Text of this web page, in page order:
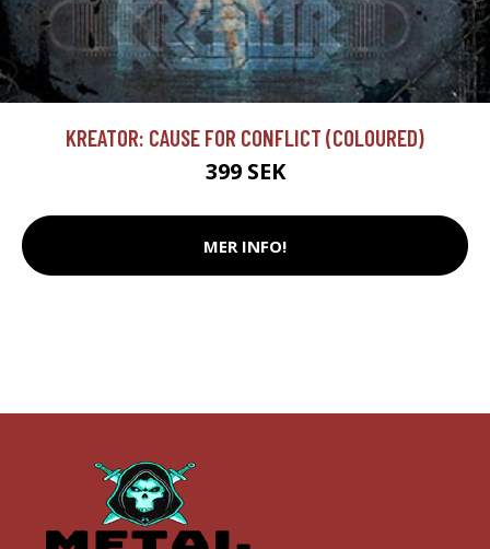
KREATOR: CAUSE FOR CONFLICT (COLOURED)
399 SEK
MER INFO!